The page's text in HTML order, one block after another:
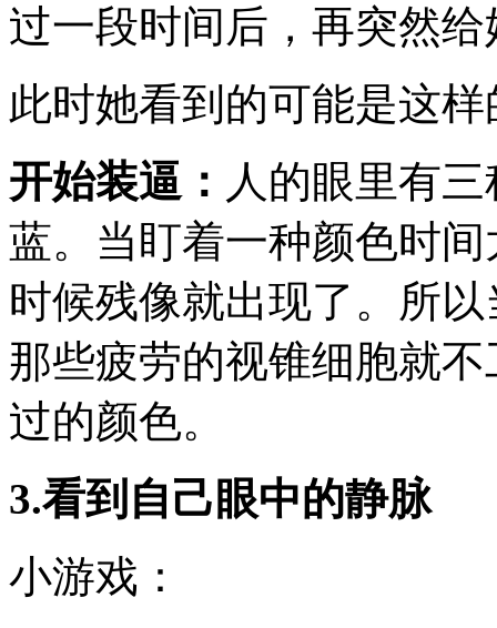
过一段时间后，再突然
此时她看到的可能是这样
开始装逼： 人的眼里有
蓝。当盯着一种颜色时
时候残像就出现了。所
那些疲劳的视锥细胞就
过的颜色。
3.看到自己眼中的静脉
小游戏：